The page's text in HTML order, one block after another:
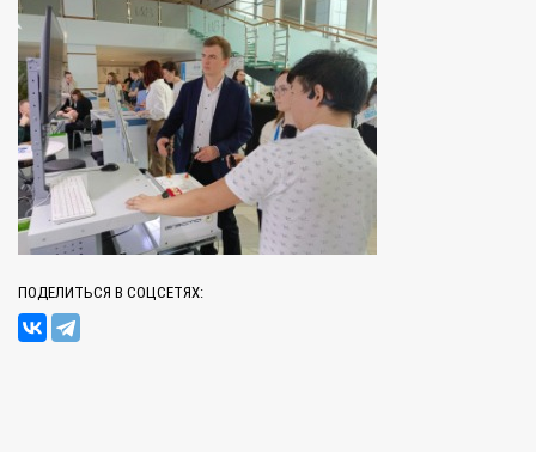
ПОДЕЛИТЬСЯ В СОЦСЕТЯХ: